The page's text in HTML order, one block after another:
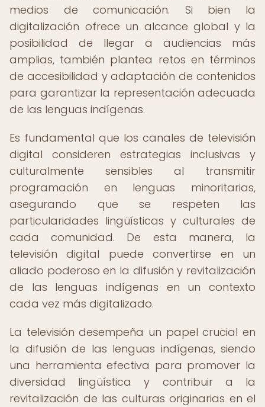
medios de comunicación. Si bien la
digitalización ofrece un alcance global y la
posibilidad de llegar a audiencias más
amplias, también plantea retos en términos
de accesibilidad y adaptación de contenidos
para garantizar la representación adecuada
de las lenguas indígenas.
Es fundamental que los canales de televisión
digital consideren estrategias inclusivas y
culturalmente sensibles al transmitir
programación en lenguas minoritarias,
asegurando que se respeten las
particularidades lingüísticas y culturales de
cada comunidad. De esta manera, la
televisión digital puede convertirse en un
aliado poderoso en la difusión y revitalización
de las lenguas indígenas en un contexto
cada vez más digitalizado.
La televisión desempeña un papel crucial en
la difusión de las lenguas indígenas, siendo
una herramienta efectiva para promover la
diversidad lingüística y contribuir a la
revitalización de las culturas originarias en el